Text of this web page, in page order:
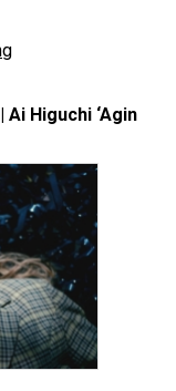
Higuchi ‘Agin